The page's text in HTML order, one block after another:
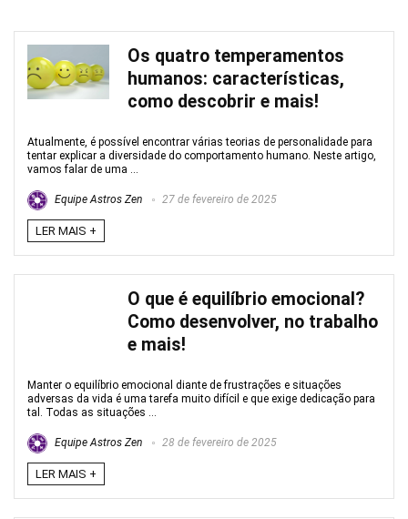
Os quatro temperamentos
humanos: características,
como descobrir e mais!
Atualmente, é possível encontrar várias teorias de personalidade para
tentar explicar a diversidade do comportamento humano. Neste artigo,
vamos falar de uma ...
Equipe Astros Zen 27 de fevereiro de 2025
LER MAIS +
O que é equilíbrio emocional?
Como desenvolver, no trabalho
e mais!
Manter o equilíbrio emocional diante de frustrações e situações
adversas da vida é uma tarefa muito difícil e que exige dedicação para
tal. Todas as situações ...
Equipe Astros Zen 28 de fevereiro de 2025
LER MAIS +